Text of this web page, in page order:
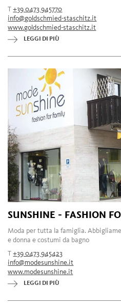
T+39 0473 945770
info@goldschmied-staschitz.it
www.goldschmied-staschitz.it
LEGGI DI PIÙ
SUNSHINE - FASHION
Moda per tutta la famiglia.
e donna e costumi da bagno
T+39 0473 945423
info@modesunshine.it
www.modesunshine.it
LEGGI DI PIÙ